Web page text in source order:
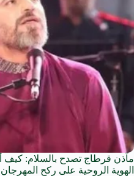
مآذن قرطاج تصدح بالسلام:
الهوية الروحية على ركح